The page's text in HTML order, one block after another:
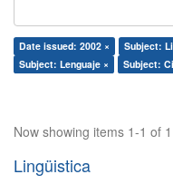
Date issued: 2002 × Subject:
Subject: Lenguaje ×
Subject:
Now showing items 1-1 of 1
Lingüistica